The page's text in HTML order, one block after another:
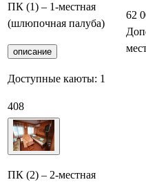
ПК (1) – 1-местная
(шлюпочная палуба)
описание
Доступные каюты: 1
408
62
ПК (2) – 2-местная